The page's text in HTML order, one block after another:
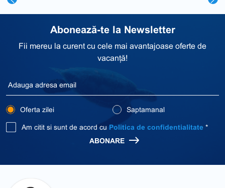
Abonează-te la Newsletter
Fii mereu la curent cu cele mai avantajoase oferte de
vacanță!
Oferta zilei Saptamanal
Am citit si sunt de acord cu Politica de confidentialitate *
ABONARE